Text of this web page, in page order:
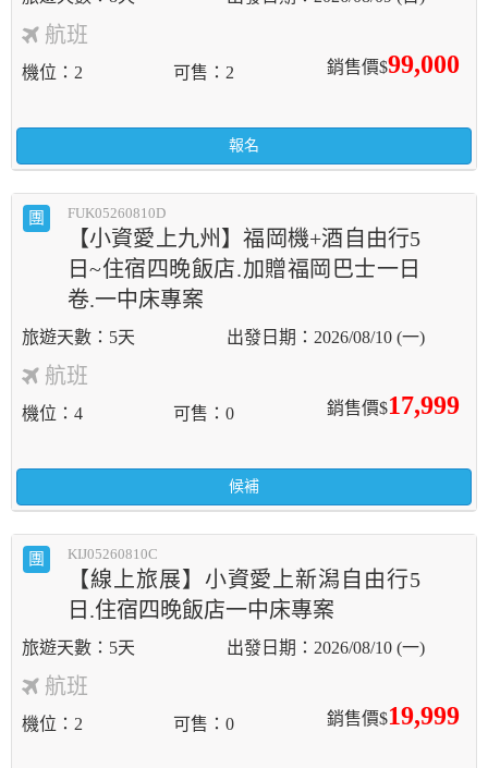
航班
銷售價$99,000
機位 2 可售 2
報名
團 FUK05260810D
【小資愛上九州】福岡機+酒自由行5
日~住宿四晚飯店.加贈福岡巴士一日
卷.一中床專案
5天 2026/08/10 (一)
航班
銷售價$17,999
機位 4 可售 0
候補
團 KIJ05260810C
【線上旅展】小資愛上新潟自由行5
日.住宿四晚飯店一中床專案
5天 2026/08/10 (一)
航班
銷售價$19,999
機位 2 可售 0